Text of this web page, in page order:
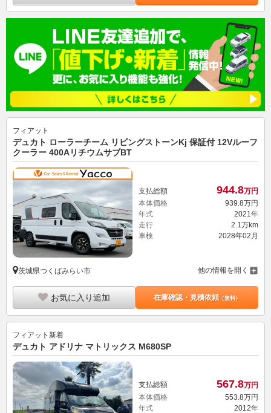
フィアット
デュカト ローラーチーム リビングストーンKj 保証付 12Vルーフ
クーラー 400AリチウムサブBT
支払総額 944.8万円
本体価格
939.8万円
年式
2021年
走行
2.1万km
車検
2028年02月
茨城県つくばみらい市 他の情報を開く
お気に入り追加 在庫確認・見積依頼（無料）
フィアット 新着
デュカト アドリナ マトリックス M680SP
支払総額 567.8万円
本体価格
553. 8万円
年式
2012年